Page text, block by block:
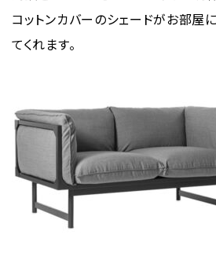
コットンカバーのシェードがお部屋
てくれます。